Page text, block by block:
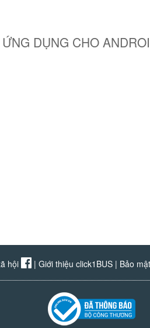
DỤNG CHO
hội | Giới thiệu click1BUS| Bảo